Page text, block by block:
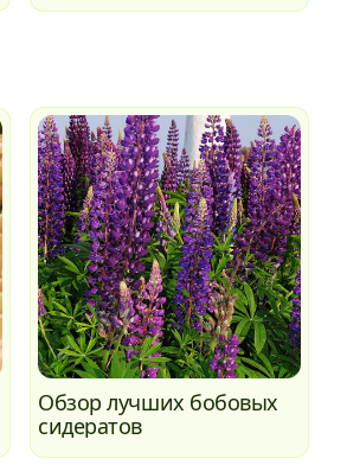
Обзор лучших бобовых
сидератов